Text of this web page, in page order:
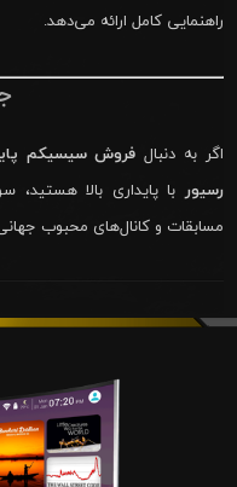
راهنمایی کامل ارائه می‌دهد.
اگر به دنبال فروش سیسیکم
رسیور با پایداری بالا
مسابقات و کانال‌های محبوب